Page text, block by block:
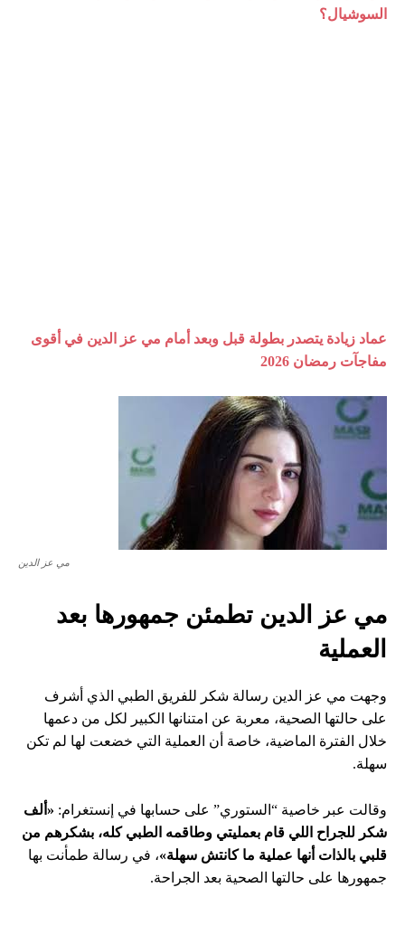
السوشيال؟
عماد زيادة يتصدر بطولة قبل وبعد أمام مي عز الدين في أقوى
مفاجآت رمضان 2026
مي عز الدين
مي عز الدين تطمئن جمهورها بعد
العملية
وجهت مي عز الدين رسالة شكر للفريق الطبي الذي أشرف
على حالتها الصحية، معربة عن امتنانها الكبير لكل من دعمها
خلال الفترة الماضية، خاصة أن العملية التي خضعت لها لم تكن
سهلة.
وقالت عبر خاصية “الستوري” على حسابها في إنستغرام: «ألف
شكر للجراح اللي قام بعمليتي وطاقمه الطبي كله، بشكرهم من
قلبي بالذات أنها عملية ما كانتش سهلة»، في رسالة طمأنت بها
جمهورها على حالتها الصحية بعد الجراحة.